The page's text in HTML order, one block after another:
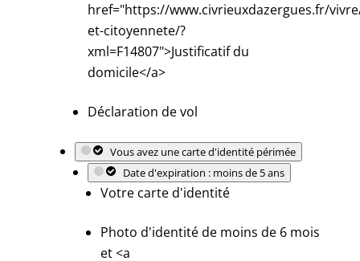
href="https://www.civrieuxdazergues.fr/
et-citoyennete/?
xml=F14807">Justificatif du
domicile</a>
Déclaration de vol
Vous avez une carte d'identité périmée
Date d'expiration : moins de 5 ans
Votre carte d'identité
Photo d'identité de moins de 6 mois
et <a